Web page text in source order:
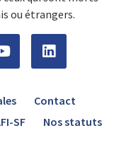
ou étrangers.
Contact
SF Nos statuts